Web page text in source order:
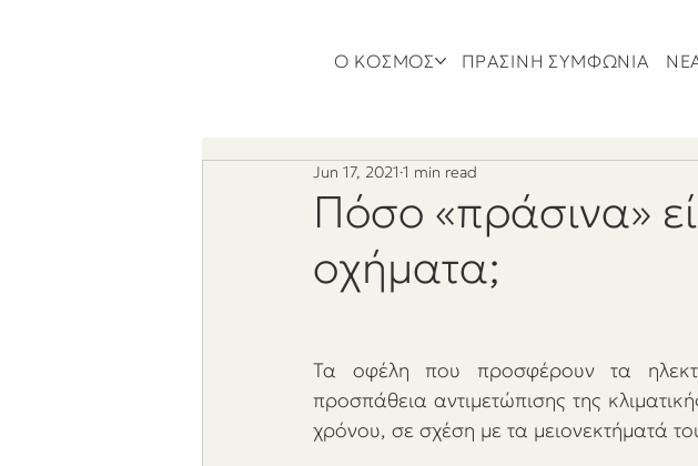
Ο ΚΟΣΜΟΣ ΠΡΑΣΙΝΗ ΣΥΜΦΩΝΙΑ
Πόσο «πράσινα»
οχήματα;
Jun 17, 2021 1 min read
Τα οφέλη που προσφέρουν τα
προσπάθεια αντιμετώπισης της
χρόνου, σε σχέση με τα μειονεκτήματά